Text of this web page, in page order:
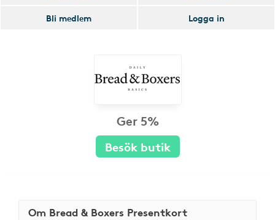
Bli medlem
Logga in
Ger 5%
Besök butik
Om Bread & Boxers Presentkort